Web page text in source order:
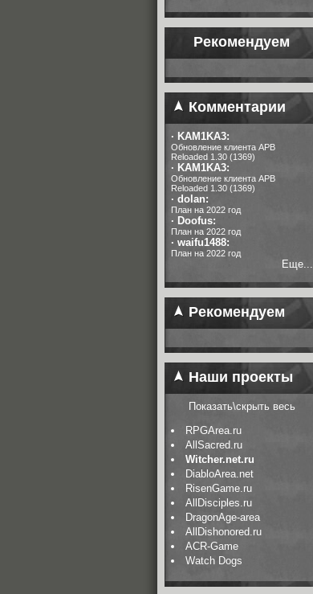
Рекомендуем
Комментарии
· KAM1KA3:
Обновление клиента APB
Reloaded 1.30 (1369)
· KAM1KA3:
Обновление клиента APB
Reloaded 1.30 (1369)
· dolan:
План на 2022 год
· Doofus:
План на 2022 год
· waifu1488:
План на 2022 год
Еще...
Рекомендуем
Наши проекты
Показать\скрыть весь
RPGArea.ru
AllSacred.ru
Witcher.net.ru
DiabloArea.net
RisenGame.ru
AllDisciples.ru
DragonAge-area
AllDishonored.ru
ACR-Game
Watch Dogs